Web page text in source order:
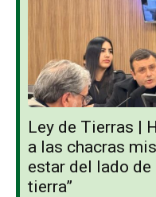
Ley de Tierras |
a las chacras
estar del lado
tierra”